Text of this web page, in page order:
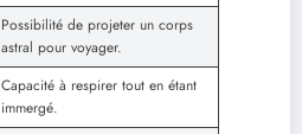
Possibilité de projeter un corps
astral pour voyager.
Capacité à respirer tout en étant
immergé.